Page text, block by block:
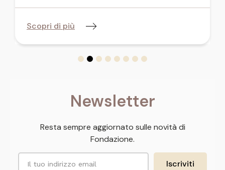
Scopri di più
Newsletter
Resta sempre aggiornato sulle novità di
Fondazione.
Iscriviti